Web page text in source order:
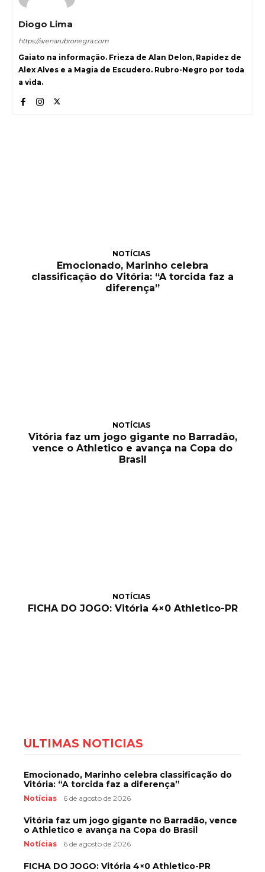
Diogo Lima
https://arenarubronegra.com
Gaiato na informação. Frieza de Alan Delon, Rapidez de
Alex Alves e a Magia de Escudero. Rubro-Negro por toda
a vida.
NOTÍCIAS
Emocionado, Marinho celebra
classificação do Vitória: “A torcida faz a
diferença”
NOTÍCIAS
Vitória faz um jogo gigante no Barradão,
vence o Athletico e avança na Copa do
Brasil
NOTÍCIAS
FICHA DO JOGO: Vitória 4×0 Athletico-PR
ÚLTIMAS NOTÍCIAS
Emocionado, Marinho celebra classificação do
Vitória: “A torcida faz a diferença”
Notícias 6 de agosto de 2026
Vitória faz um jogo gigante no Barradão, vence
o Athletico e avança na Copa do Brasil
Notícias 6 de agosto de 2026
FICHA DO JOGO: Vitória 4×0 Athletico-PR